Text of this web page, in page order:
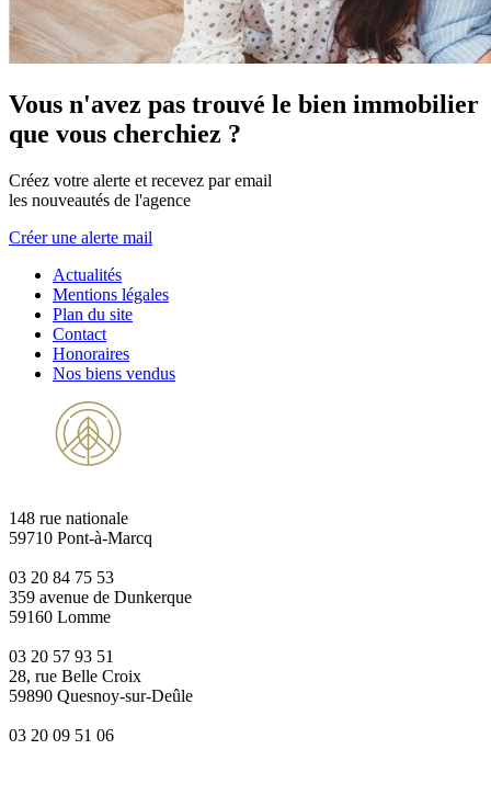
Vous n'avez pas trouvé le bien immobilier
que vous cherchiez ?
Créez votre alerte et recevez par email
les nouveautés de l'agence
Créer une alerte mail
Actualités
Mentions légales
Plan du site
Contact
Honoraires
Nos biens vendus
148 rue nationale
59710 Pont-à-Marcq
03 20 84 75 53
359 avenue de Dunkerque
59160 Lomme
03 20 57 93 51
28, rue Belle Croix
59890 Quesnoy-sur-Deûle
03 20 09 51 06